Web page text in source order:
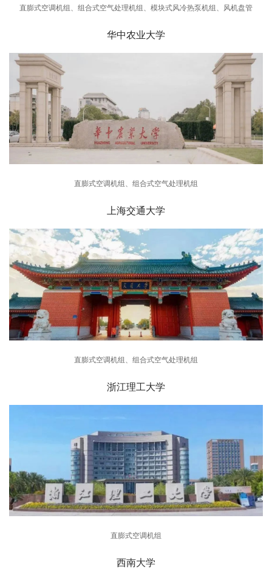
直膨式空调机组、组合式空气处理机组、模块式风冷热泵机组、风机盘管
华中农业大学
直膨式空调机组、组合式空气处理机组
上海交通大学
直膨式空调机组、组合式空气处理机组
浙江理工大学
直膨式空调机组
西南大学